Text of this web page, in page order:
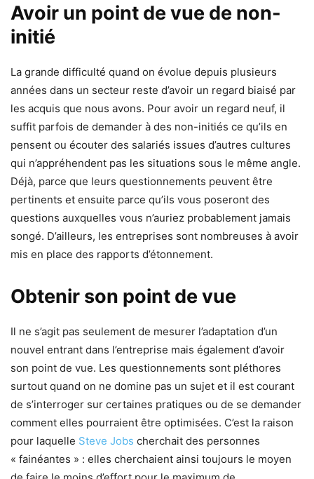
Avoir un point de vue de non-
initié
La grande difficulté quand on évolue depuis plusieurs
années dans un secteur reste d’avoir un regard biaisé par
les acquis que nous avons. Pour avoir un regard neuf, il
suffit parfois de demander à des non-initiés ce qu’ils en
pensent ou écouter des salariés issues d’autres cultures
qui n’appréhendent pas les situations sous le même angle.
Déjà, parce que leurs questionnements peuvent être
pertinents et ensuite parce qu’ils vous poseront des
questions auxquelles vous n’auriez probablement jamais
songé. D’ailleurs, les entreprises sont nombreuses à avoir
mis en place des rapports d’étonnement.
Obtenir son point de vue
Il ne s’agit pas seulement de mesurer l’adaptation d’un
nouvel entrant dans l’entreprise mais également d’avoir
son point de vue. Les questionnements sont pléthores
surtout quand on ne domine pas un sujet et il est courant
de s’interroger sur certaines pratiques ou de se demander
comment elles pourraient être optimisées. C’est la raison
pour laquelle Steve Jobs cherchait des personnes
« fainéantes » : elles cherchaient ainsi toujours le moyen